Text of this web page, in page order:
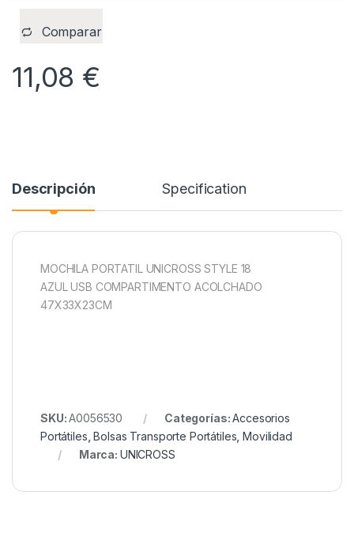
Comparar
11,08 €
Descripción Specification
MOCHILA PORTATIL UNICROSS STYLE 18
AZUL USB COMPARTIMENTO ACOLCHADO
47X33X23CM
SKU:A0056530 Categorías:Accesorios
Portátiles ,Bolsas Transporte Portátiles ,Movilidad
Marca: UNICROSS